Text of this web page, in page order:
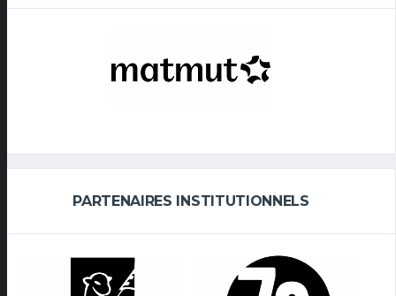
PARTENAIRES INSTITUTIONNELS